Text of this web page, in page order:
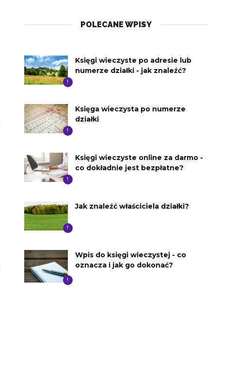
POLECANE WPISY
!
Księgi wieczyste po adresie lub
numerze działki - jak znaleźć?
!
Księga wieczysta po numerze
działki
!
Księgi wieczyste online za darmo -
co dokładnie jest bezpłatne?
!
Jak znaleźć właściciela działki?
!
Wpis do księgi wieczystej - co
oznacza i jak go dokonać?